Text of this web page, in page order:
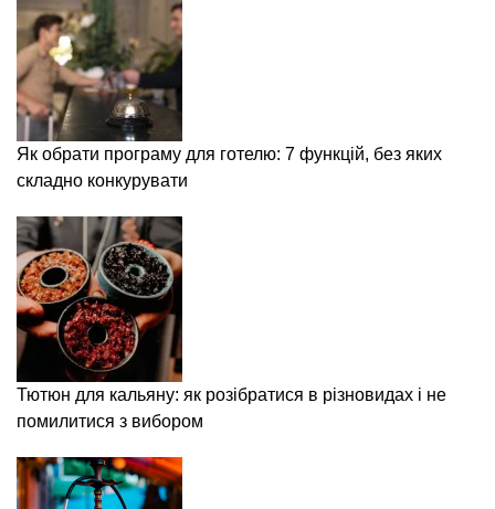
Як обрати програму для готелю: 7 функцій, без яких
складно конкурувати
Тютюн для кальяну: як розібратися в різновидах і не
помилитися з вибором